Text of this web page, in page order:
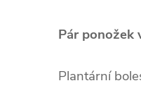
Pár ponožek
Plantární